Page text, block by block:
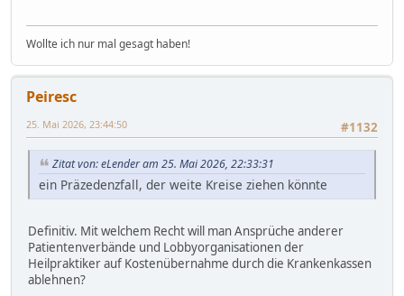
Wollte ich nur mal gesagt haben!
Peiresc
#1132
25. Mai 2026, 23:44:50
Zitat von: eLender am 25. Mai 2026, 22:33:31
ein Präzedenzfall, der weite Kreise ziehen könnte
Definitiv. Mit welchem Recht will man Ansprüche anderer
Patientenverbände und Lobbyorganisationen der
Heilpraktiker auf Kostenübernahme durch die Krankenkassen
ablehnen?